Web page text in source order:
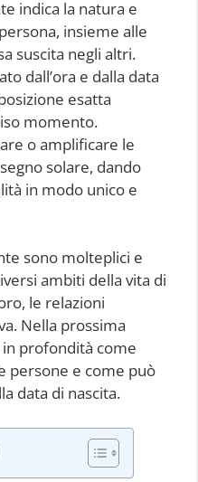
indica la natura e
insieme alle
suscita negli altri.
dall’ora e dalla data
esatta
momento.
o amplificare le
solare, dando
in modo unico e
sono molteplici e
ambiti della vita di
le relazioni
Nella prossima
profondità come
persone e come può
data di nascita.